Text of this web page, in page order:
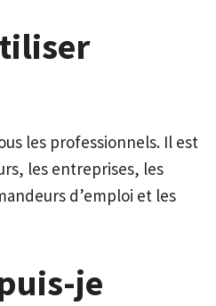
les professionnels. Il est
les entreprises, les
d’emploi et les
je